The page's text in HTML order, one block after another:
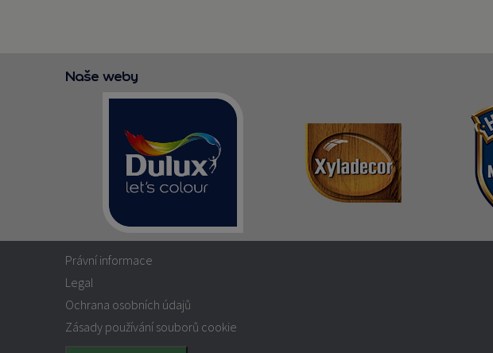
Naše weby
Právní informace
Legal
Ochrana osobních údajů
Zásady používání souborů cookie